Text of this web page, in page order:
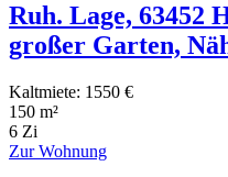
Ruh. Lage, 63452
großer Garten,
Kaltmiete: 1550 €
150 m²
6 Zi
Zur Wohnung